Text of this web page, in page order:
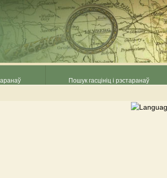
Пошук гасцініц і рэстаранаў